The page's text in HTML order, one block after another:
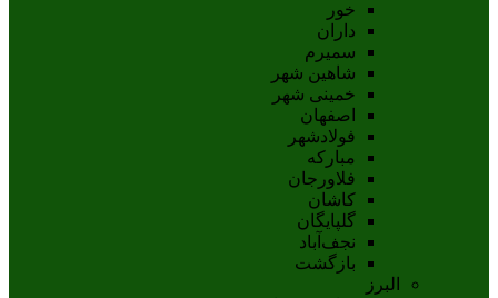
خور
داران
سمیرم
شاهین شهر
خمینی شهر
اصفهان
فولادشهر
مبارکه
فلاورجان
کاشان
گلپايگان
نجف‌آباد
بازگشت
البرز